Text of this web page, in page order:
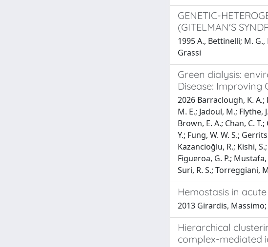
GENETIC-
(GITELMAN'S
1995 A., Bettinelli; M.
Grassi
Green dialysis:
Disease: Improving
2026 Barraclough, K. A.;
M. E.; Jadoul, M.; Flythe,
Brown, E. A.; Chan, C.
Y.; Fung, W. W. S.;
Kazancioğlu, R.; Kishi,
Figueroa, G. P.; Mustafa,
Suri, R. S.; Torreggiani,
Hemostasis in
2013 Girardis,
Hierarchical
complex-mediated